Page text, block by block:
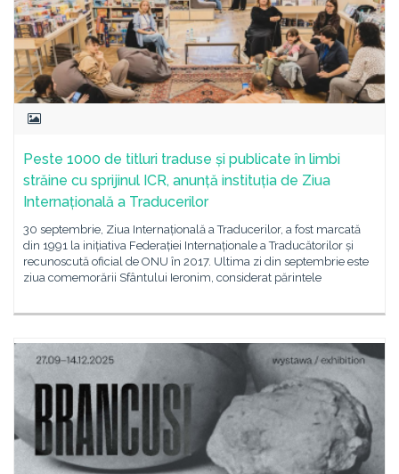
Peste 1000 de titluri traduse și publicate în limbi
străine cu sprijinul ICR, anunță instituția de Ziua
Internațională a Traducerilor
30 septembrie, Ziua Internațională a Traducerilor, a fost marcată
din 1991 la inițiativa Federației Internaționale a Traducătorilor și
recunoscută oficial de ONU în 2017. Ultima zi din septembrie este
ziua comemorării Sfântului Ieronim, considerat părintele